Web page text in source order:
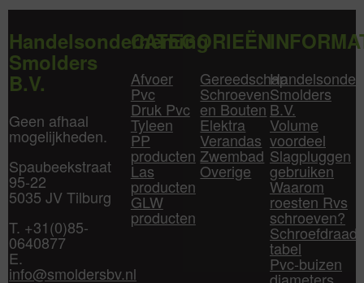
Handelsonderneming
Smolders
B.V.
Geen afhaal
mogelijkheden.
Spaubeekstraat
95-22
5035 JV Tilburg
T. +31(0)85-
0640877
E.
info@smoldersbv.nl
CATEGORIEËN
Afvoer
Pvc
Druk Pvc
Tyleen
PP
producten
Las
producten
GLW
producten
Gereedschap
Schroeven
en Bouten
Elektra
Verandas
Zwembad
Overige
Smolders
B.V.
Volume
voordeel
Slagpluggen
gebruiken
Waarom
roesten Rvs
schroeven?
Schroefdraad
tabel
Pvc-buizen
diameters